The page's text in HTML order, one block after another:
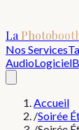
La
Nos Services
AudioLogiciel
Accueil
/Soirée